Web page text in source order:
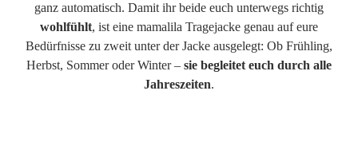
ganz automatisch. Damit ihr beide euch unterwegs richtig
wohlfühlt, ist eine mamalila Tragejacke genau auf eure
Bedürfnisse zu zweit unter der Jacke ausgelegt: Ob Frühling,
Herbst, Sommer oder Winter – sie begleitet euch durch alle
Jahreszeiten.